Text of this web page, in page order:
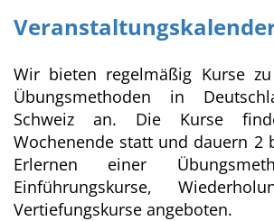
Wir bieten regelmäßig Kurse zu
Übungsmethoden in
Schweiz an. Die Kurse
Wochenende statt und dauern 2
Erlernen einer
Einführungskurse,
Vertiefungskurse angeboten.